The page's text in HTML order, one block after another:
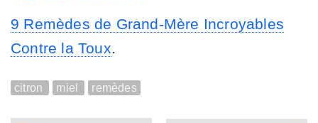
9 Remèdes de Grand-Mère Incroyables
Contre la Toux.
citron miel remèdes